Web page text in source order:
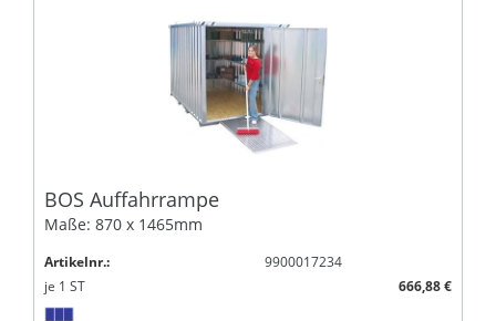
BOS Auffahrrampe
Maße: 870 x 1465mm
Artikelnr.:
9900017234
je 1 ST 666,88 €